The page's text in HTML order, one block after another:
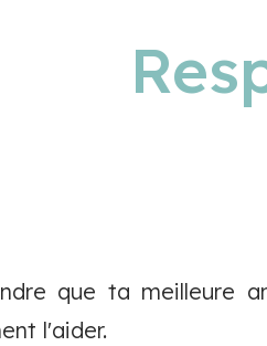
que ta
l'aider.